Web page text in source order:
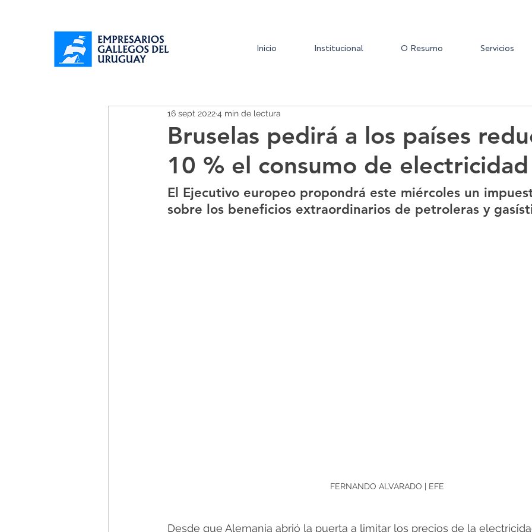
Inicio Institucional O Resumo Servicios
Bruselas pedirá a los países
10 % el consumo de electricidad
16 sept 20224 min de lectura
El Ejecutivo europeo propondrá este miércoles un
sobre los beneficios extraordinarios de petroleras y
FERNANDO ALVARADO | EFE
Desde que Alemania abrió la puerta a limitar los precios de la